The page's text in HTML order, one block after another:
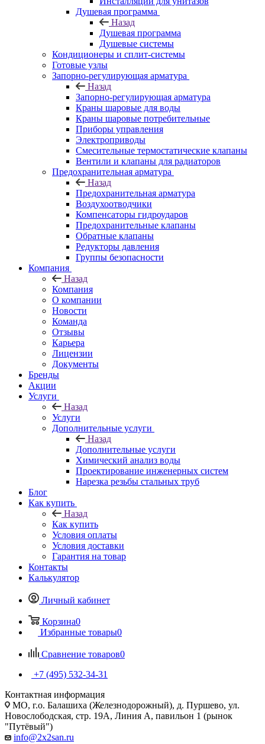
Душевая программа
Назад
Душевая программа
Душевые системы
Кондиционеры и сплит-системы
Готовые узлы
Запорно-регулирующая арматура
Назад
Запорно-регулирующая арматура
Краны шаровые для воды
Краны шаровые потребительные
Приборы управления
Электроприводы
Смесительные термостатические клапаны
Вентили и клапаны для радиаторов
Предохранительная арматура
Назад
Предохранительная арматура
Воздухоотводчики
Компенсаторы гидроударов
Предохранительные клапаны
Обратные клапаны
Редукторы давления
Группы безопасности
Компания
Назад
Компания
О компании
Новости
Команда
Отзывы
Карьера
Лицензии
Документы
Бренды
Акции
Услуги
Назад
Услуги
Дополнительные услуги
Назад
Дополнительные услуги
Химический анализ воды
Проектирование инженерных систем
Нарезка резьбы стальных труб
Блог
Как купить
Назад
Как купить
Условия оплаты
Условия доставки
Гарантия на товар
Контакты
Калькулятор
Личный кабинет
Корзина0
Избранные товары0
Сравнение товаров0
+7 (495) 532‑34‑31
Контактная информация
МО, г.о. Балашиха (Железнодорожный), д. Пуршево, ул.
Новослободская, стр. 19А, Линия А, павильон 1 (рынок
"Путёвый")
info@2x2san.ru